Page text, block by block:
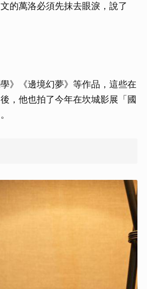
的萬洛必須先抹去眼淚，說了
》《邊境幻夢》等作品，這些在
，他也拍了今年在坎城影展「國